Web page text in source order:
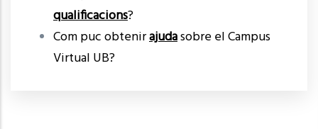
qualificacions?
Com puc obtenirajudasobre el Campus
Virtual UB?